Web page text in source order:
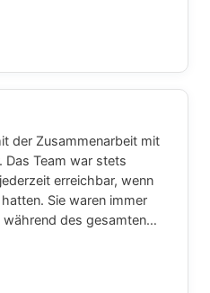
der Zusammenarbeit mit
Das Team war stets
erreichbar, wenn
Sie waren immer
des gesamten
weiterempfehlen.